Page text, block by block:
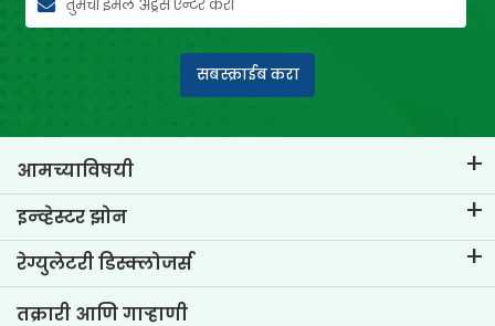
सबस्क्राईब करा
आमच्याविषयी
टीव्हीएस क्रेडिट विषयी
आमचा ब्रँड जाणून घ्या
मुख्य प्रोफाईल्स
इन्व्हेस्टर झोन
कॉर्पोरेट गव्हर्नन्स
इन्व्हेस्टर माहिती
रेग्युलेटरी डिस्क्लोजर्स
पॉलिसी
तक्रारी आणि गाऱ्हाणी